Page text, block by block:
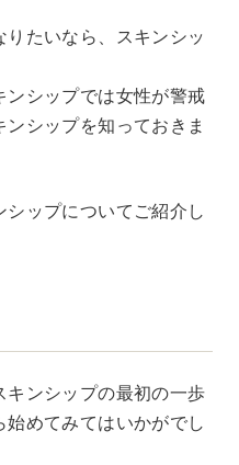
たいなら、スキンシッ
ンシップでは女性が警戒
シップを知っておきま
ップについてご紹介し
ンシップの最初の一歩
めてみてはいかがでし